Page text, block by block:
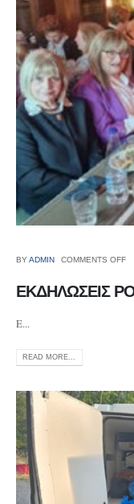
BYADMIN COMMENTS OFF
ΕΚΔΗΛΩΣΕΙΣ
E...
READ MORE...